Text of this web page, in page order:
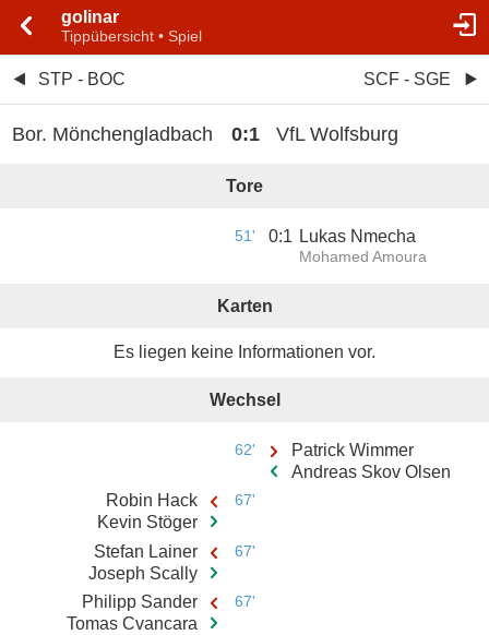
golinar
Tippübersicht • Spiel
STP - BOC SCF - SGE
Bor. Mönchengladbach 0:1 VfL Wolfsburg
Tore
51' 0:1 Lukas Nmecha
Mohamed Amoura
Karten
Es liegen keine Informationen vor.
Wechsel
62'
Patrick Wimmer
Andreas Skov Olsen
Robin Hack
Kevin Stöger
67'
Stefan Lainer
Joseph Scally
67'
Philipp Sander
Tomas Cvancara
67'